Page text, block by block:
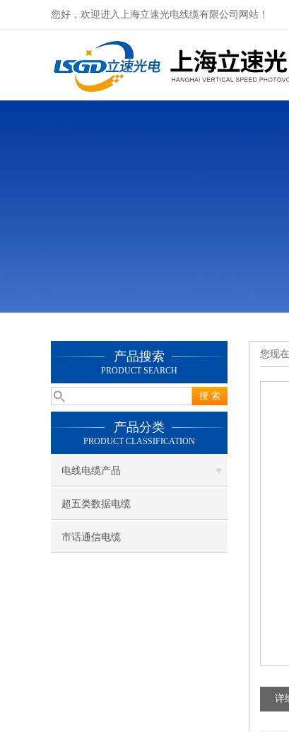
您好，欢迎进入上海立速光电线缆有限公司网站！
产品搜索
PRODUCT SEARCH
产品分类
PRODUCT CLASSIFICATION
电线电缆产品
超五类数据电缆
市话通信电缆
您现
详